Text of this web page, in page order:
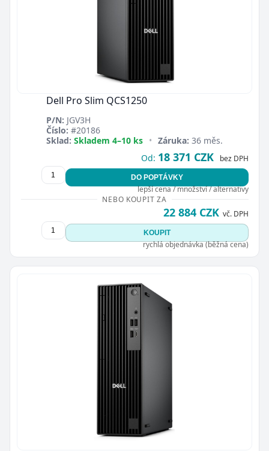
Dell Pro Slim QCS1250
P/N: JGV3H
Číslo: #20186
Sklad: Skladem 4–10 ks • Záruka: 36 měs.
Od: 18 371 CZK bez DPH
DO POPTÁVKY
lepší cena / množství / alternativy
NEBO KOUPIT ZA
22 884 CZK vč. DPH
KOUPIT
rychlá objednávka (běžná cena)